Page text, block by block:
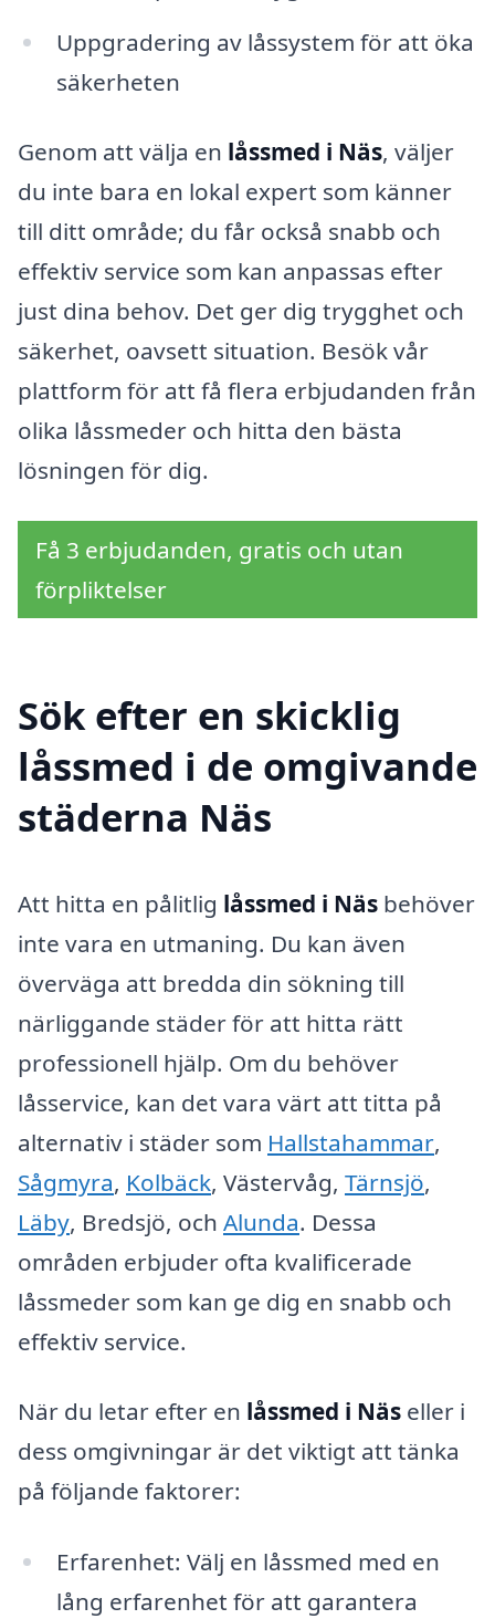
Uppgradering av låssystem för att öka
säkerheten
Genom att välja en låssmed i Näs, väljer
du inte bara en lokal expert som känner
till ditt område; du får också snabb och
effektiv service som kan anpassas efter
just dina behov. Det ger dig trygghet och
säkerhet, oavsett situation. Besök vår
plattform för att få flera erbjudanden från
olika låssmeder och hitta den bästa
lösningen för dig.
Få 3 erbjudanden, gratis och utan
förpliktelser
Sök efter en skicklig
låssmed i de omgivande
städerna Näs
Att hitta en pålitlig låssmed i Näs behöver
inte vara en utmaning. Du kan även
överväga att bredda din sökning till
närliggande städer för att hitta rätt
professionell hjälp. Om du behöver
låsservice, kan det vara värt att titta på
alternativ i städer som Hallstahammar,
Sågmyra, Kolbäck, Västervåg, Tärnsjö,
Läby, Bredsjö, och Alunda. Dessa
områden erbjuder ofta kvalificerade
låssmeder som kan ge dig en snabb och
effektiv service.
När du letar efter en låssmed i Näs eller i
dess omgivningar är det viktigt att tänka
på följande faktorer:
Erfarenhet: Välj en låssmed med en
lång erfarenhet för att garantera